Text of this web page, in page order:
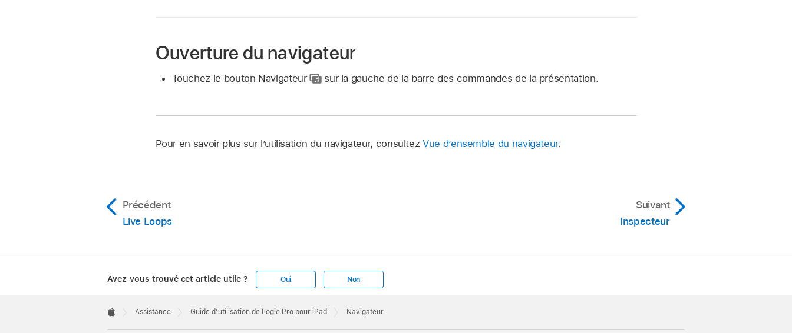
Ouverture du navigateur
Touchez le bouton Navigateur sur la gauche de la barre des commandes de la présentation.
Pour en savoir plus sur l’utilisation du navigateur, consultezVue d’ensemble du navigateur.
Précédent
Live Loops
Suivant
Inspecteur
Avez-vous trouvé cet article utile ? Oui Non
Footer

Assistance Guide d’utilisation de Logic Pro pour iPad Navigateur